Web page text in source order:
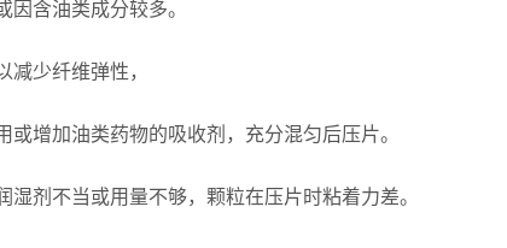
含油类成分较多。
少纤维弹性，
增加油类药物的吸收剂，充分混匀后压片。
不当或用量不够，颗粒在压片时粘着力差。